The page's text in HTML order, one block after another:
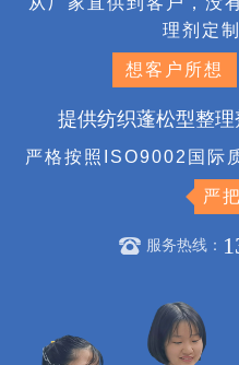
理剂定
想客户所想
提供纺织蓬松型整
严格按照ISO9002国际
严
服务热线：